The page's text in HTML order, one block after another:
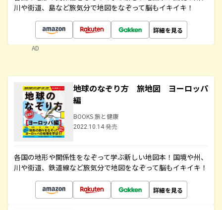
川や街道、島など旅気分で地図をなぞって脳もイキイキ！
詳細を見る
AD
地球のなぞり方 旅地図 ヨーロッパ
編
BOOKS 旅と健康
2022.10.14 発売
各国の地形や関係性をなぞって学ぶ新しい地図本！国境や州、
川や街道、鉄道線など旅気分で地図をなぞって脳もイキイキ！
詳細を見る